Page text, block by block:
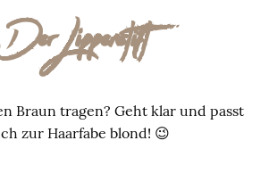
Der Lippenstift
Braun tragen? Geht klar und passt
zur Haarfabe blond! 😉